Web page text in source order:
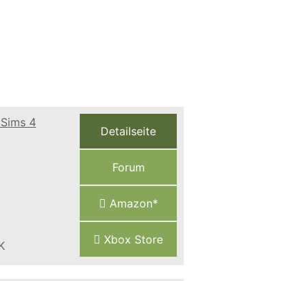
Detailseite
Forum
Amazon*
Xbox Store